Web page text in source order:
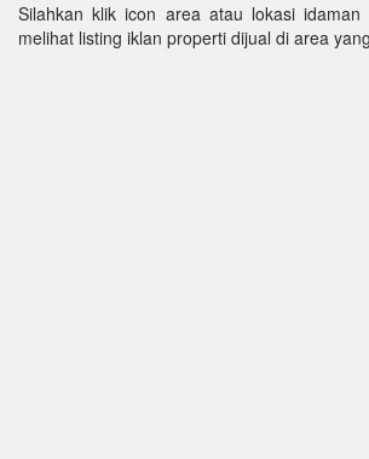
Silahkan klik icon area atau lokasi
melihat listing iklan properti dijual di area